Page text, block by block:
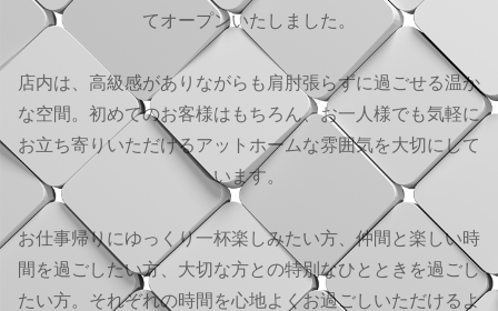
てオープンいたしました。
店内は、高級感がありながらも肩肘張らずに過ごせる温か
な空間。初めてのお客様はもちろん、お一人様でも気軽に
お立ち寄りいただけるアットホームな雰囲気を大切にして
います。
お仕事帰りにゆっくり一杯楽しみたい方、仲間と楽しい時
間を過ごしたい方、大切な方との特別なひとときを過ごし
たい方。それぞれの時間を心地よくお過ごしいただけるよ